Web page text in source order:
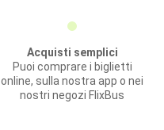
Acquisti semplici
Puoi comprare i biglietti
online, sulla nostra app o nei
nostri negozi FlixBus